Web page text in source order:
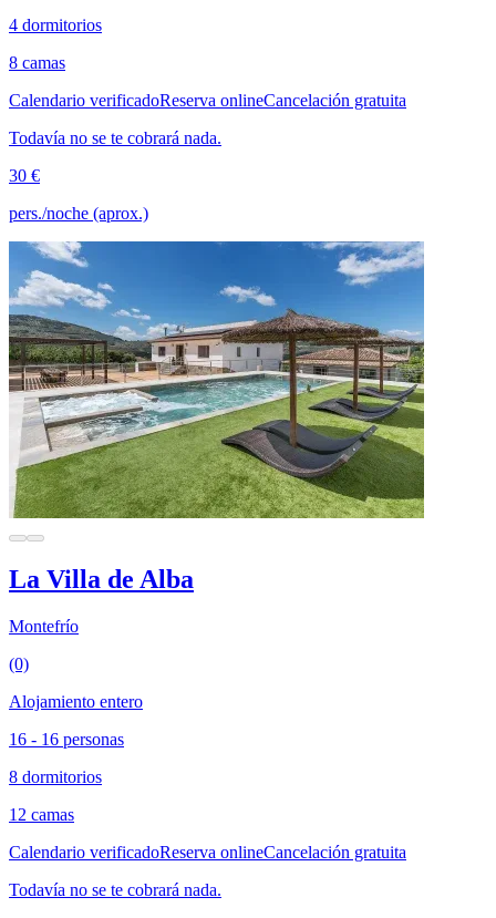
4 dormitorios
8 camas
Calendario verificadoReserva onlineCancelación gratuita
Todavía no se te cobrará nada.
30 €
pers./noche (aprox.)
La Villa de Alba
Montefrío
(0)
Alojamiento entero
16 - 16 personas
8 dormitorios
12 camas
Calendario verificadoReserva onlineCancelación gratuita
Todavía no se te cobrará nada.